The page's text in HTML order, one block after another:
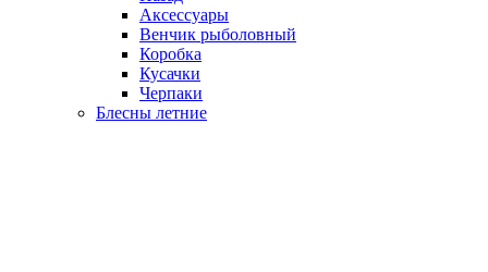
Аксессуары
Венчик рыболовный
Коробка
Кусачки
Черпаки
Блесны летние